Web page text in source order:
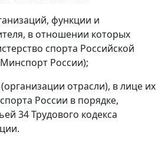
функции и
в отношении которых
спорта Российской
России);
отрасли), в лице их
России в порядке,
34 Трудового кодекса